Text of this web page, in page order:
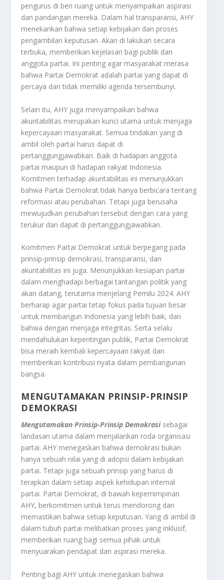
pengurus di beri ruang untuk menyampaikan aspirasi
dan pandangan mereka. Dalam hal transparansi, AHY
menekankan bahwa setiap kebijakan dan proses
pengambilan keputusan. Akan di lakukan secara
terbuka, memberikan kejelasan bagi publik dan
anggota partai. Ini penting agar masyarakat merasa
bahwa Partai Demokrat adalah partai yang dapat di
percaya dan tidak memiliki agenda tersembunyi.
Selain itu, AHY juga menyampaikan bahwa
akuntabilitas merupakan kunci utama untuk menjaga
kepercayaan masyarakat. Semua tindakan yang di
ambil oleh partai harus dapat di
pertanggungjawabkan. Baik di hadapan anggota
partai maupun di hadapan rakyat Indonesia.
Komitmen terhadap akuntabilitas ini menunjukkan
bahwa Partai Demokrat tidak hanya berbicara tentang
reformasi atau perubahan. Tetapi juga berusaha
mewujudkan perubahan tersebut dengan cara yang
terukur dan dapat di pertanggungjawabkan.
Komitmen Partai Demokrat untuk berpegang pada
prinsip-prinsip demokrasi, transparansi, dan
akuntabilitas ini juga. Menunjukkan kesiapan partai
dalam menghadapi berbagai tantangan politik yang
akan datang, terutama menjelang Pemilu 2024. AHY
berharap agar partai tetap fokus pada tujuan besar
untuk membangun Indonesia yang lebih baik, dan
bahwa dengan menjaga integritas. Serta selalu
mendahulukan kepentingan publik, Partai Demokrat
bisa meraih kembali kepercayaan rakyat dan
memberikan kontribusi nyata dalam pembangunan
bangsa.
MENGUTAMAKAN PRINSIP-PRINSIP
DEMOKRASI
Mengutamakan Prinsip-Prinsip Demokrasisebagai
landasan utama dalam menjalankan roda organisasi
partai. AHY menegaskan bahwa demokrasi bukan
hanya sebuah nilai yang di adopsi dalam kebijakan
partai. Tetapi juga sebuah prinsip yang harus di
terapkan dalam setiap aspek kehidupan internal
partai. Partai Demokrat, di bawah kepemimpinan
AHY, berkomitmen untuk terus mendorong dan
memastikan bahwa setiap keputusan. Yang di ambil di
dalam tubuh partai melibatkan proses yang inklusif,
memberikan ruang bagi semua pihak untuk
menyuarakan pendapat dan aspirasi mereka.
Penting bagi AHY untuk menegaskan bahwa